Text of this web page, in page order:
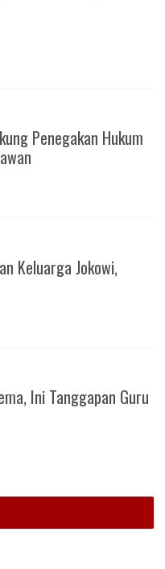
Penegakan Hukum
Keluarga Jokowi,
Ini Tanggapan Guru